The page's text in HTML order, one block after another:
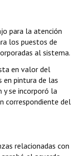
para la atención
los puestos de
al sistema.
en valor del
en pintura de las
y se incorporó la
correspondiente del
relacionadas con